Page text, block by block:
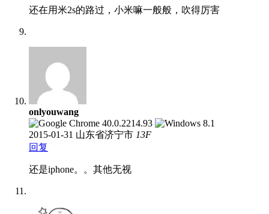
还在用米2s的路过，小米嘛一般般，吹得厉害
onlyouwang
2015-01-31 山东省济宁市 13F
回复
还是iphone。。其他无视